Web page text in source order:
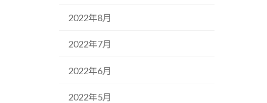
2022年8月
2022年7月
2022年6月
2022年5月